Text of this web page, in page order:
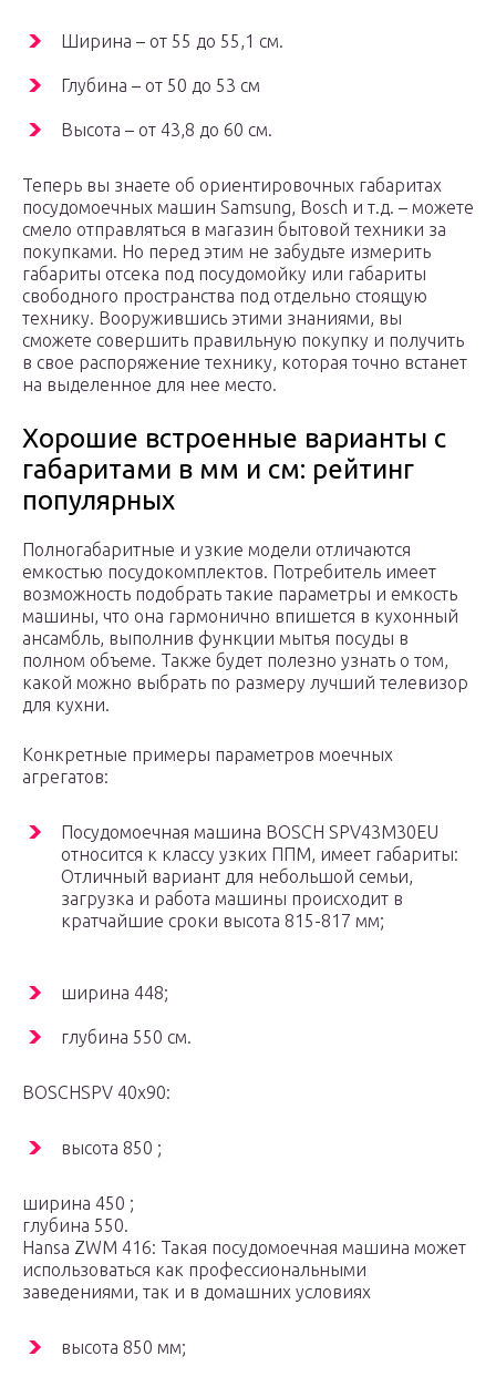
Ширина – от 55 до 55,1 см.
Глубина – от 50 до 53 см
Высота – от 43,8 до 60 см.
Теперь вы знаете об ориентировочных габаритах
посудомоечных машин Samsung, Bosch и т.д. – можете
смело отправляться в магазин бытовой техники за
покупками. Но перед этим не забудьте измерить
габариты отсека под посудомойку или габариты
свободного пространства под отдельно стоящую
технику. Вооружившись этими знаниями, вы
сможете совершить правильную покупку и получить
в свое распоряжение технику, которая точно встанет
на выделенное для нее место.
Хорошие встроенные варианты с
габаритами в мм и см: рейтинг
популярных
Полногабаритные и узкие модели отличаются
емкостью посудокомплектов. Потребитель имеет
возможность подобрать такие параметры и емкость
машины, что она гармонично впишется в кухонный
ансамбль, выполнив функции мытья посуды в
полном объеме. Также будет полезно узнать о том,
какой можно выбрать по размеру лучший телевизор
для кухни.
Конкретные примеры параметров моечных
агрегатов:
Посудомоечная машина BOSCH SPV43M30EU
относится к классу узких ППМ, имеет габариты:
Отличный вариант для небольшой семьи,
загрузка и работа машины происходит в
кратчайшие сроки высота 815-817 мм;
ширина 448;
глубина 550 см.
BOSCHSPV 40х90:
высота 850 ;
ширина 450 ;
глубина 550.
Hansa ZWM 416: Такая посудомоечная машина может
использоваться как профессиональными
заведениями, так и в домашних условиях
высота 850 мм;